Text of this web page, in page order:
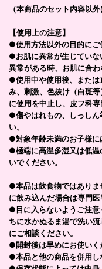
（本商品のセット内容以
【使用上の注意】
●使用方法以外の目的にご
●お肌に異常が生じていな
異常がある時、お肌に合わ
●使用中や使用後、または
み、刺激、色抜け（白斑
に使用を中止し、皮フ科専
●傷やはれもの、しっしん
い。
●対象年齢未満のお子様に
●極端に高温多湿又は低温
いで
●本品は飲食物ではありま
に飲み込んだ場合は専門医
●目に入らないようご注意
ちに水かぬるま湯で洗い
にご相談ください。
●開封後は早めにお使いく
●本品と他の商品を併用し